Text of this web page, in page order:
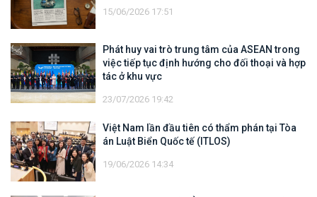
15/06/2026 17:51
Phát huy vai trò trung tâm của ASEAN trong
việc tiếp tục định hướng cho đối thoại và hợp
tác ở khu vực
23/07/2026 19:42
Việt Nam lần đầu tiên có thẩm phán tại Tòa
án Luật Biển Quốc tế (ITLOS)
19/06/2026 14:34